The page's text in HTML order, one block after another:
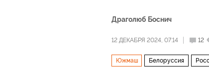
Драголюб Боснич
12 ДЕКАБРЯ 2024, 07:14 12
Южмаш Белоруссия